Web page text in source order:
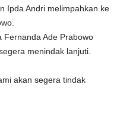
Ipda Andri melimpahkan ke
Fernanda Ade Prabowo
menindak lanjuti.
akan segera tindak